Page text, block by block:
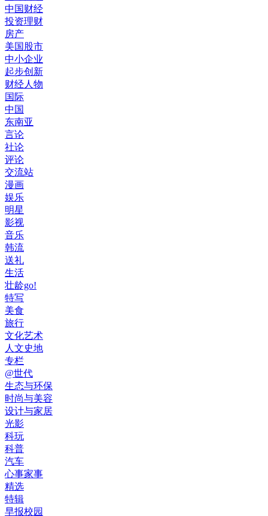
中国财经
投资理财
房产
美国股市
中小企业
起步创新
财经人物
国际
中国
东南亚
言论
社论
评论
交流站
漫画
娱乐
明星
影视
音乐
韩流
送礼
生活
壮龄go!
特写
美食
旅行
文化艺术
人文史地
专栏
@世代
生态与环保
时尚与美容
设计与家居
光影
科玩
科普
汽车
心事家事
精选
特辑
早报校园